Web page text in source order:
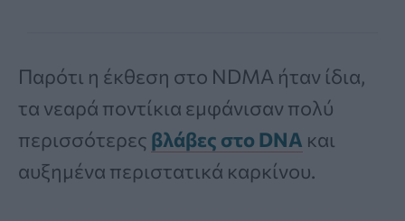
Παρότι η έκθεση στο NDMA ήταν ίδια,
τα νεαρά ποντίκια εμφάνισαν πολύ
περισσότερες βλάβες στο DNA και
αυξημένα περιστατικά καρκίνου.